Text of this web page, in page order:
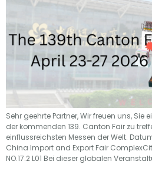
Sehr geehrte Partner, Wir freuen uns, Sie
der kommenden 139. Canton Fair zu
einflussreichsten Messen der Welt.
China Import and Export Fair
NO.17.2 L01 Bei dieser globalen